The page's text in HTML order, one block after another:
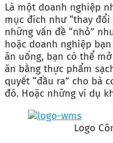
Là một doanh nghiệp
mục đích như “thay
những vấn đề “nhỏ”
hoặc doanh nghiệp
ăn uống, bạn có thể
ăn bằng thực phẩm
quyết “đầu ra” cho bà
đó. Hoặc những ví dụ
Logo